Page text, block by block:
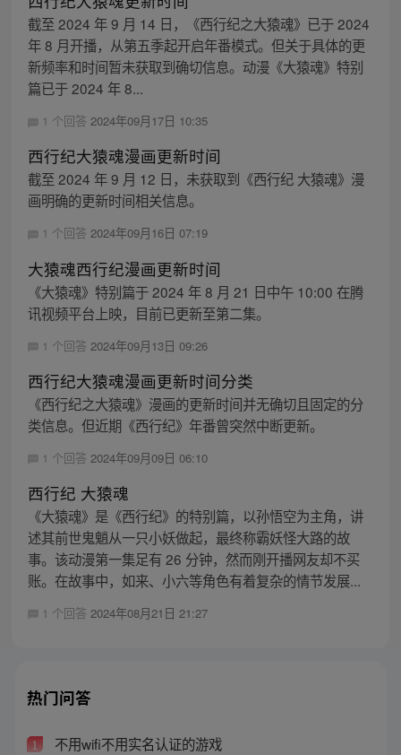
截至 2024 年 9 月 14 日，《西行纪之大猿魂》已于 2024
年 8 月开播，从第五季起开启年番模式。但关于具体的更
新频率和时间暂未获取到确切信息。动漫《大猿魂》特别
篇已于 2024 年 8...
1 个回答 2024年09月17日 10:35
西行纪大猿魂漫画更新时间
截至 2024 年 9 月 12 日，未获取到《西行纪 大猿魂》漫
画明确的更新时间相关信息。
1 个回答 2024年09月16日 07:19
大猿魂西行纪漫画更新时间
《大猿魂》特别篇于 2024 年 8 月 21 日中午 10:00 在腾
讯视频平台上映，目前已更新至第二集。
1 个回答 2024年09月13日 09:26
西行纪大猿魂漫画更新时间分类
《西行纪之大猿魂》漫画的更新时间并无确切且固定的分
类信息。但近期《西行纪》年番曾突然中断更新。
1 个回答 2024年09月09日 06:10
西行纪 大猿魂
《大猿魂》是《西行纪》的特别篇，以孙悟空为主角，讲
述其前世鬼魈从一只小妖做起，最终称霸妖怪大路的故
事。该动漫第一集足有 26 分钟，然而刚开播网友却不买
账。在故事中，如来、小六等角色有着复杂的情节发展...
1 个回答 2024年08月21日 21:27
热门问答
1 不用wifi不用实名认证的游戏